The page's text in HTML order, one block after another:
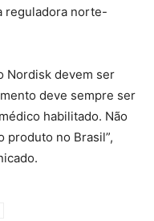
reguladora norte-
Nordisk devem ser
deve sempre ser
habilitado. Não
produto no Brasil”,